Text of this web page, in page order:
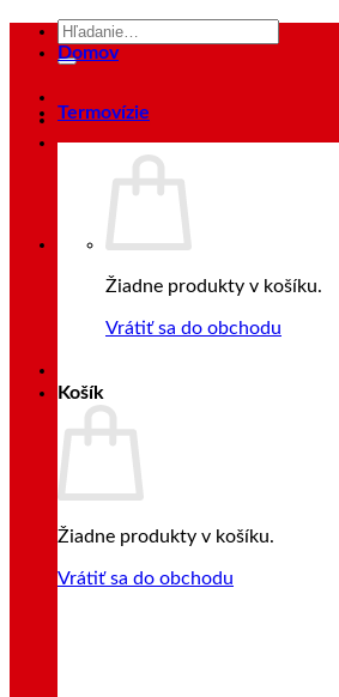
Hľadať:
Prihlásenie
Žiadne produkty v košíku.
Vrátiť sa do obchodu
Košík
Žiadne produkty v košíku.
Vrátiť sa do obchodu
Domov
Termovízie